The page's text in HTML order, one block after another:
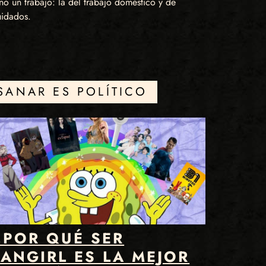
ES POLÍTICO
QUÉ SER
ES LA MEJOR